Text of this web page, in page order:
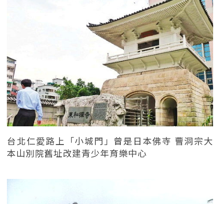
台北仁愛路上「小城門」曾是日本佛寺 曹洞宗大
本山別院舊址改建青少年育樂中心